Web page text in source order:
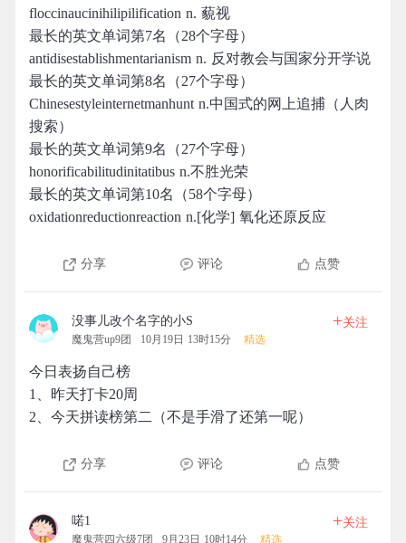
floccinaucinihilipilification n. 藐视
最长的英文单词第7名（28个字母）
antidisestablishmentarianism n. 反对教会与国家分开学说
最长的英文单词第8名（27个字母）
Chinesestyleinternetmanhunt n.中国式的网上追捕（人肉
搜索）
最长的英文单词第9名（27个字母）
honorificabilitudinitatibus n.不胜光荣
最长的英文单词第10名（58个字母）
oxidationreductionreaction n.[化学] 氧化还原反应
分享 评论 点赞
没事儿改个名字的小S
魔鬼营up9团 10月19日 13时15分 精选
+关注
今日表扬自己榜
1、昨天打卡20周
2、今天拼读榜第二（不是手滑了还第一呢）
分享 评论 点赞
喏1
魔鬼营四六级7团 9月23日 10时14分 精选
+关注